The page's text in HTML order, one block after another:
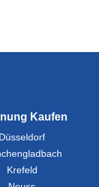
Kaufen
Düsseldorf
Krefeld